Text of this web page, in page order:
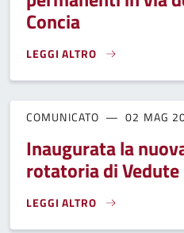
Concia
LEGGI ALTRO
MODIFICHE ALLA VIABILITÀ
COMUNICATO 02 MAG
Inaugurata la
rotatoria di Vedute
LEGGI ALTRO
INAUGURATA LA NUOVA